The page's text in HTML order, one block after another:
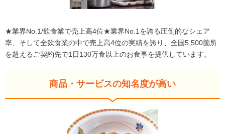
★業界No.1/飲食業で売上高4位★業界No.1を誇る圧倒的なシェア
率、そして全飲食業の中で売上高4位の実績を誇り、全国5,500箇所
を超えるご契約先で1日130万食以上のお食事を提供しています。
商品・サービスの知名度が高い